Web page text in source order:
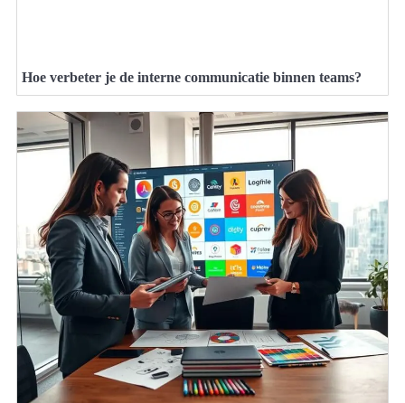
Hoe verbeter je de interne communicatie binnen teams?